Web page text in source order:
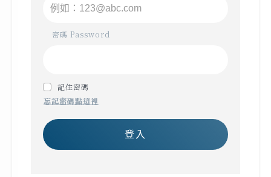
密碼 Password
記住密碼
忘記密碼點這裡
登入